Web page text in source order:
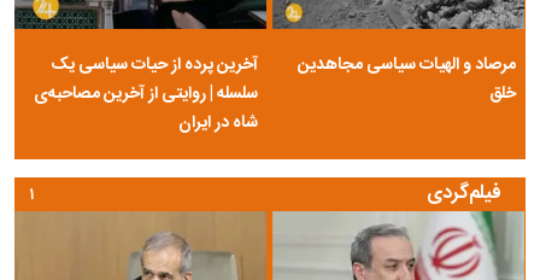
مرصاد و الهیات سیاسی مجاهدین
خلق
آخرین پرده از حیات سیاسی یک
سلسله | روایتی از آخرین مصاحبه‌ی
شاه در ایران
فیلم‌گردی ۱